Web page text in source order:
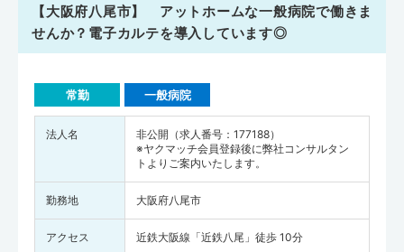
【大阪府八尾市】 アットホームな一般病院で働きま
せんか？電子カルテを導入しています◎
常勤 一般病院
法人名
非公開（求人番号：177188）
※ヤクマッチ会員登録後に弊社コンサルタン
トよりご案内いたします。
勤務地 大阪府八尾市
アクセス 近鉄大阪線「近鉄八尾」徒歩 10分